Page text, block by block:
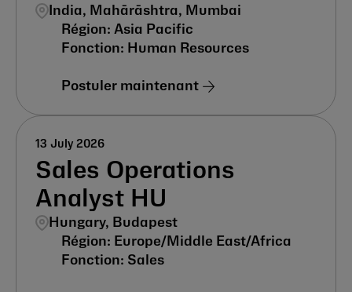
India, Mahārāshtra, Mumbai
Asia Pacific
Human Resources
Postuler maintenant
Sales Operations
Analyst HU
Hungary, Budapest
13 July 2026
Europe/Middle East/Africa
Sales